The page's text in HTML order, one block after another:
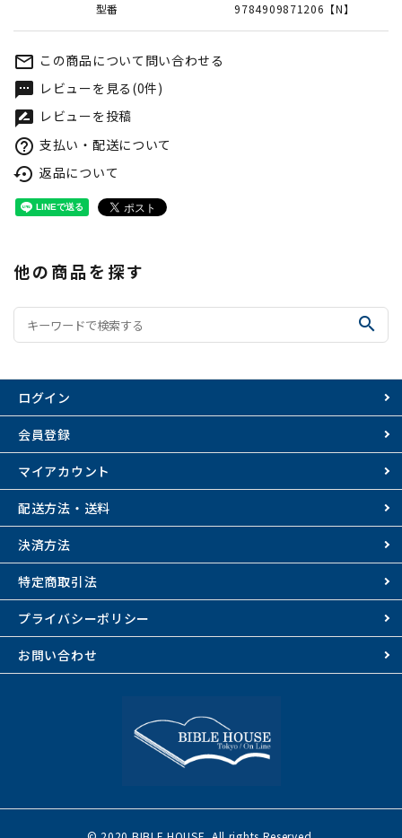
型番 9784909871206【N】
mail_outline この商品について問い合わせる
textsms レビューを見る(0件)
rate_review レビューを投稿
help_outline 支払い・配送について
settings_backup_restore 返品について
他の商品を探す
search
ログイン
会員登録
マイアカウント
配送方法・送料
決済方法
特定商取引法
プライバシーポリシー
お問い合わせ